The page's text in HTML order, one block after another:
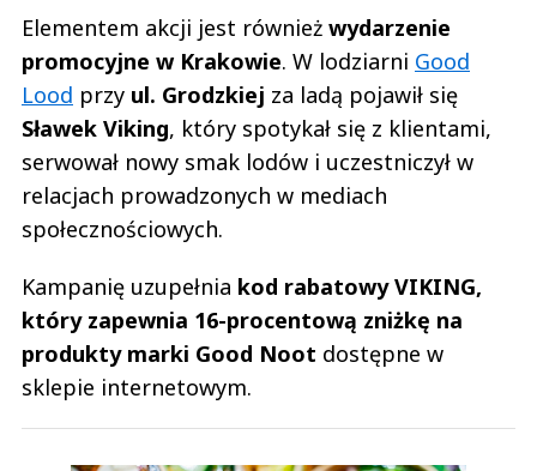
Elementem akcji jest również wydarzenie
promocyjne w Krakowie. W lodziarni Good
Lood przy ul. Grodzkiej za ladą pojawił się
Sławek Viking, który spotykał się z klientami,
serwował nowy smak lodów i uczestniczył w
relacjach prowadzonych w mediach
społecznościowych.
Kampanię uzupełnia kod rabatowy VIKING,
który zapewnia 16-procentową zniżkę na
produkty marki Good Noot dostępne w
sklepie internetowym.